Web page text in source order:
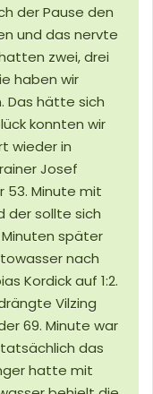
der Pause den
und das nervte
zwei, drei
haben wir
Das hätte sich
konnten wir
wieder in
Josef
53. Minute mit
der sollte sich
später
nach
Kordick auf 1:2.
Vilzing
69. Minute war
das
hatte mit